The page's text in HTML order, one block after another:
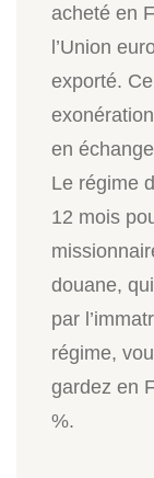
acheté en
l’Union
exporté.
en
Le régime
12 mois
douane,
par
régime,
gardez en
%.